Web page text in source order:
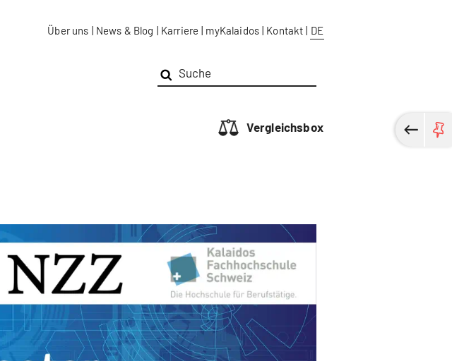
Über uns | News & Blog | Karriere | myKalaidos | Kontakt | DE
Vergleichsbox